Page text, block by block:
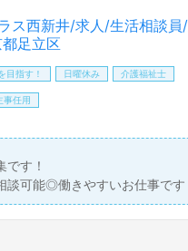
ます。
ス西新井/求人/生活相談
足立区
目指す！ 日曜休み 介護福祉士
事任用
です！
談可能◎働きやすいお仕事です
フターファイブを充実させる